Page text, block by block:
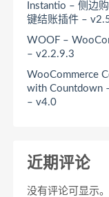
Instantio – 侧边
键结账插件 –
WOOF –
– v2.2.9.3
WooCommerce
with Countdown
– v4.0
近期评论
没有评论可显示。